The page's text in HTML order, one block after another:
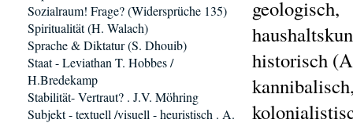
geologisch,
historisch
Sozialraum! Frage? (Widersprüche 135)
Spiritualität (H. Walach)
Sprache & Diktatur (S. Dhouib)
Staat - Leviathan T. Hobbes /
H.Bredekamp
Stabilität- Vertraut? . J.V. Möhring
Subjekt - textuell /visuell - heuristisch . A.